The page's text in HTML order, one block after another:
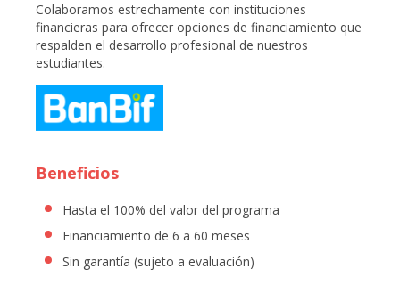
Colaboramos estrechamente con instituciones
financieras para ofrecer opciones de financiamiento que
respalden el desarrollo profesional de nuestros
estudiantes.
Beneficios
Hasta el 100% del valor del programa
Financiamiento de 6 a 60 meses
Sin garantía (sujeto a evaluación)